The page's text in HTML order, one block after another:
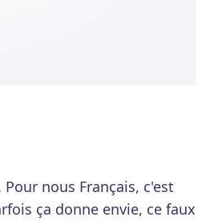
nous Français, c'est
ça donne envie, ce faux